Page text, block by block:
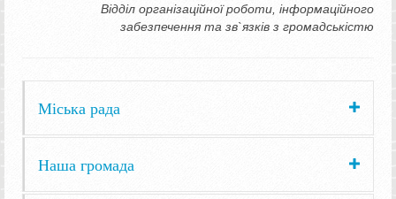
Відділ організаційної роботи, інформаційного
забезпечення та зв`язків з громадськістю
Міська рада
Наша громада